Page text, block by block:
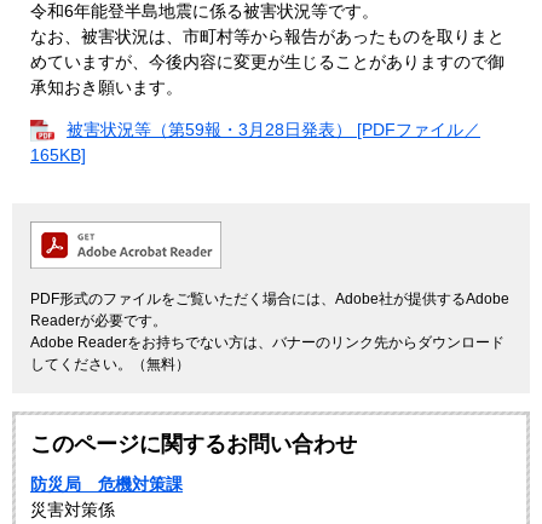
令和6年能登半島地震に係る被害状況等です。
なお、被害状況は、市町村等から報告があったものを取りまと
めていますが、今後内容に変更が生じることがありますので御
承知おき願います。
被害状況等（第59報・3月28日発表） [PDFファイル／
165KB]
PDF形式のファイルをご覧いただく場合には、Adobe社が提供するAdobe
Readerが必要です。
Adobe Readerをお持ちでない方は、バナーのリンク先からダウンロード
してください。（無料）
このページに関するお問い合わせ
防災局 危機対策課
災害対策係